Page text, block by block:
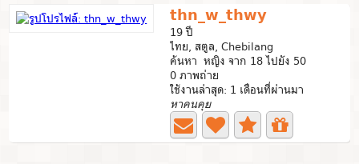
thn_w_thwy
19 ปี
ไทย, สตูล, Chebilang
ค้นหา หญิง จาก 18 ไปยัง 50
0 ภาพถ่าย
ใช้งานล่าสุด: 1 เดือนที่ผ่านมา
หาคนคุย